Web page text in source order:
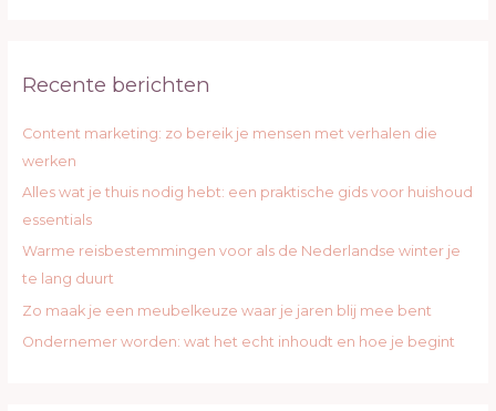
n
a
r
:
Recente berichten
Content marketing: zo bereik je mensen met verhalen die
werken
Alles wat je thuis nodig hebt: een praktische gids voor huishoud
essentials
Warme reisbestemmingen voor als de Nederlandse winter je
te lang duurt
Zo maak je een meubelkeuze waar je jaren blij mee bent
Ondernemer worden: wat het echt inhoudt en hoe je begint